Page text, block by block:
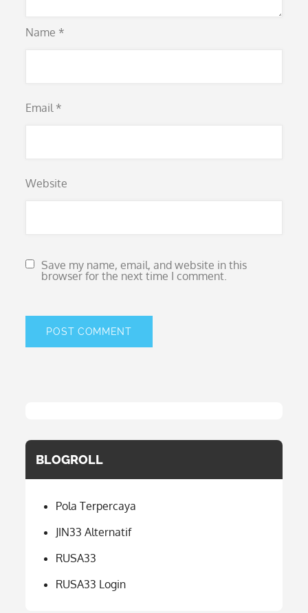
Name *
Email *
Website
Save my name, email, and website in this
browser for the next time I comment.
BLOGROLL
Pola Terpercaya
JIN33 Alternatif
RUSA33
RUSA33 Login